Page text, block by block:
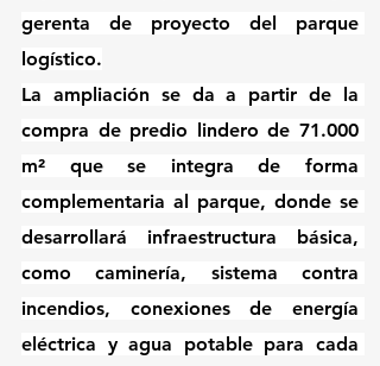
gerenta de proyecto del parque
logístico.
La ampliación se da a partir de la
compra de predio lindero de 71.000
m² que se integra de forma
complementaria al parque, donde se
desarrollará infraestructura básica,
como caminería, sistema contra
incendios, conexiones de energía
eléctrica y agua potable para cada